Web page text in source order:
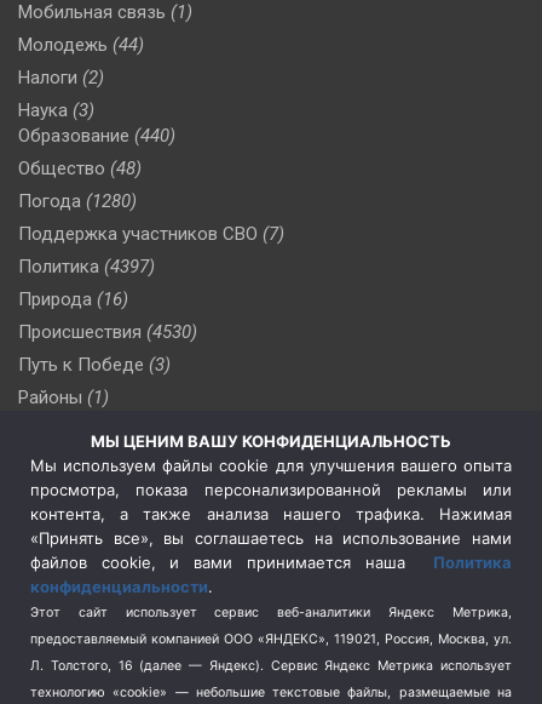
Мобильная связь (1)
Молодежь (44)
Налоги (2)
Наука (3)
Образование (440)
Общество (48)
Погода (1280)
Поддержка участников СВО (7)
Политика (4397)
Природа (16)
Происшествия (4530)
Путь к Победе (3)
Районы (1)
(510)
Сельское хозяйство (3)
Социальная политика
(3)
Спецоперация в Украине
Спецоперация на Украине
(404)
Спорт (740)
Терроризм (1)
Транспорт (262)
МЫ ЦЕНИМ ВАШУ КОНФИДЕНЦИАЛЬНОСТЬ
Мы используем файлы cookie для улучшения вашего опыта
просмотра, показа персонализированной рекламы или
контента, а также анализа нашего трафика. Нажимая
«Принять все», вы соглашаетесь на использование нами
файлов cookie, и вами принимается наша Политика
конфиденциальности.
Этот сайт использует сервис веб-аналитики Яндекс Метрика,
предоставляемый компанией ООО «ЯНДЕКС», 119021, Россия, Москва, ул.
Л. Толстого, 16 (далее — Яндекс). Сервис Яндекс Метрика использует
технологию «cookie» — небольшие текстовые файлы, размещаемые на